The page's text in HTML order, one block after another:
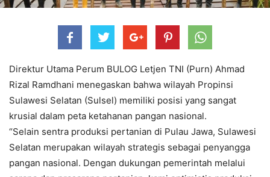
Direktur Utama Perum BULOG Letjen TNI (Purn) Ahmad
Rizal Ramdhani menegaskan bahwa wilayah Propinsi
Sulawesi Selatan (Sulsel) memiliki posisi yang sangat
krusial dalam peta ketahanan pangan nasional.
“Selain sentra produksi pertanian di Pulau Jawa, Sulawesi
Selatan merupakan wilayah strategis sebagai penyangga
pangan nasional. Dengan dukungan pemerintah melalui